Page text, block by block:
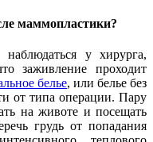
маммопластики?
у хирурга,
заживление проходит
белье, или белье без
от типа операции. Пару
на животе и посещать
грудь от попадания